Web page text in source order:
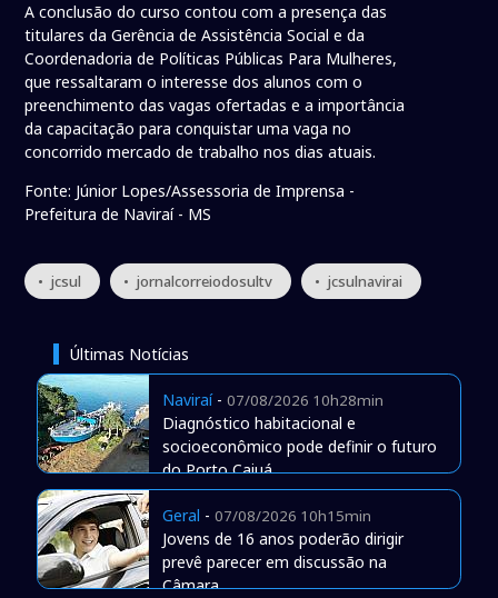
A conclusão do curso contou com a presença das
titulares da Gerência de Assistência Social e da
Coordenadoria de Políticas Públicas Para Mulheres,
que ressaltaram o interesse dos alunos com o
preenchimento das vagas ofertadas e a importância
da capacitação para conquistar uma vaga no
concorrido mercado de trabalho nos dias atuais.
Fonte: Júnior Lopes/Assessoria de Imprensa -
Prefeitura de Naviraí - MS
• jcsul • jornalcorreiodosultv • jcsulnavirai
Últimas Notícias
Naviraí- 07/08/2026 10h28min
Diagnóstico habitacional e
socioeconômico pode definir o futuro
do Porto Caiuá
Geral - 07/08/2026 10h15min
Jovens de 16 anos poderão dirigir
prevê parecer em discussão na
Câmara